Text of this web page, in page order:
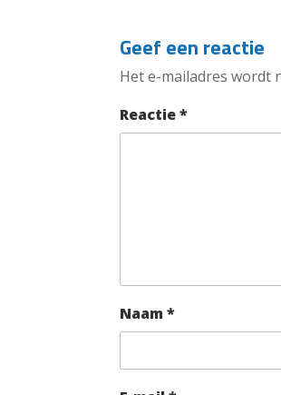
Geef een reactie
Het e-mailadres wordt
Reactie*
Naam *